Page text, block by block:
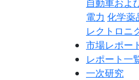
自動車およ
電力 化学薬
レクトロニ
市場レポー
レポート一
一次研究